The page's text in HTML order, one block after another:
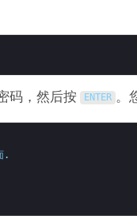
码，然后按 ENTER 。
.